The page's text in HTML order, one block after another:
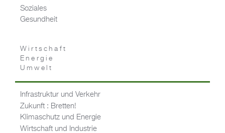
Soziales
Gesundheit
Wirtschaft
Energie
Umwelt
Infrastruktur und Verkehr
Zukunft : Bretten!
Klimaschutz und Energie
Wirtschaft und Industrie